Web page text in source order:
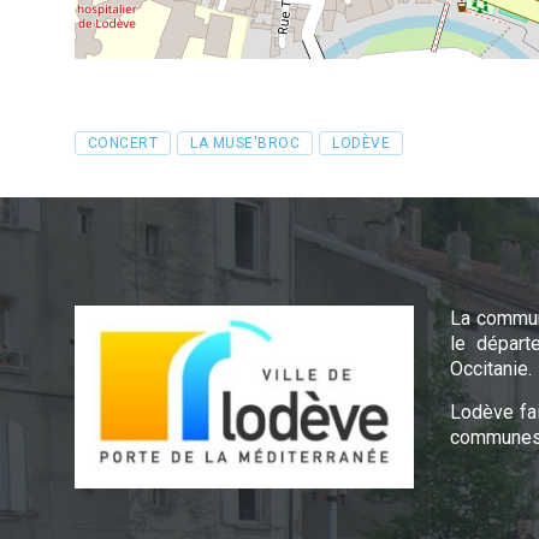
Tags
CONCERT LA MUSE'BROC LODÈVE
La
le
Occitanie.
Lodève